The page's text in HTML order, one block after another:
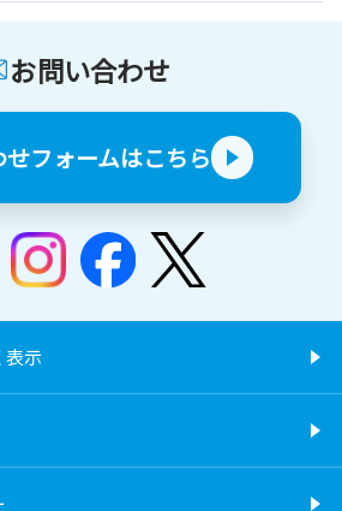
お問い合わせ
フォームはこちら
表示